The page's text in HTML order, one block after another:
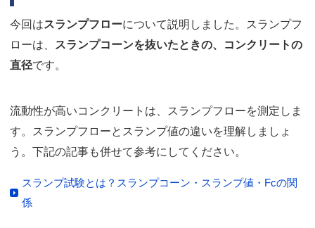
今回はスランプフローについて説明しました。スランプフ
ローは、
スランプコーンを抜いたときの、コンクリートの
直径です。
流動性が高いコンクリートは、スランプフローを測定しま
す。スランプフローとスランプ値の違いを理解しましょ
う。下記の記事も併せて参考にしてください。
スランプ試験とは？スランプコーン・スランプ値・Fcの関
係